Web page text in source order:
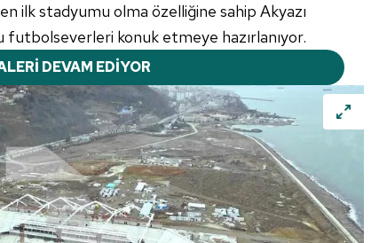
ilk stadyumu olma özelliğine sahip Akyazı
futbolseverleri konuk etmeye hazırlanıyor.
DEVAM EDİYOR